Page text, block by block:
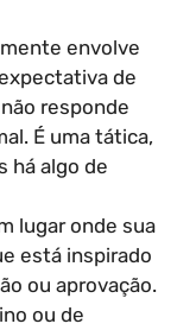
envolve
de
responde
É uma tática,
há algo de
lugar onde sua
está inspirado
ou aprovação.
ou de